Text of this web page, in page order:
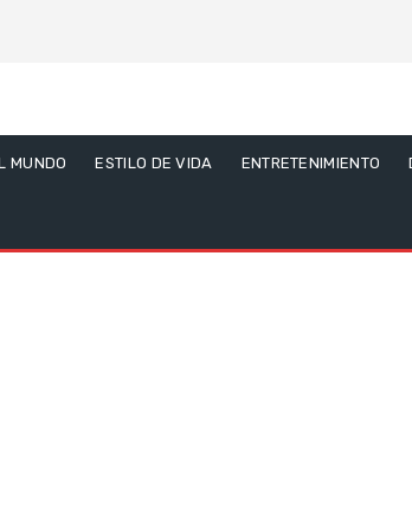
MUNDO ESTILO DE VIDA ENTRETENIMIENTO